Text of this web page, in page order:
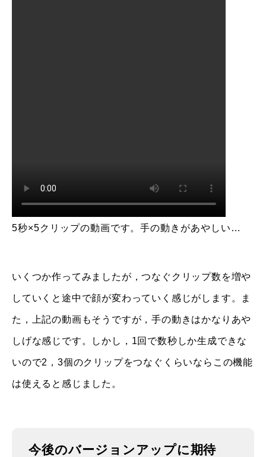
5秒×5クリップの動画です。手の動きがあやしい…
いくつか作ってみましたが，つなぐクリップ数を増や
していくと途中で顔が変わっていく感じがします。ま
た，上記の動画もそうですが，手の動きはかなりあや
しげな感じです。しかし，1回で数秒しか生成できな
いので2，3個のクリップをつなぐくらいならこの機能
は使えると感じました。
今後のバージョンアップに期待